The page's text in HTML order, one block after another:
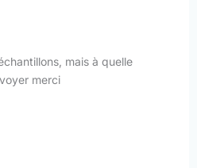
mais à quelle
merci